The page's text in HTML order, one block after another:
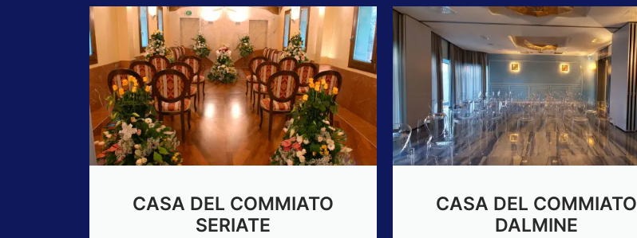
CASA DEL COMMIATO
SERIATE
CASA DEL COMMIATO
DALMINE